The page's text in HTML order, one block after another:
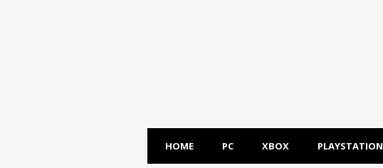
HOME PC XBOX PLAYSTATION